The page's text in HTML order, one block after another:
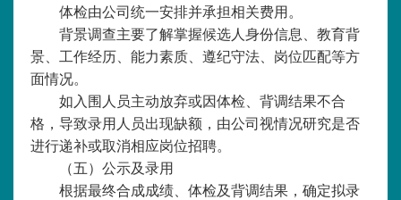
体检由公司统一安排并承担相关费用。
背景调查主要了解掌握候选人身份信息、教育背
景、工作经历、能力素质、遵纪守法、岗位匹配等方
面情况。
如入围人员主动放弃或因体检、背调结果不合
格，导致录用人员出现缺额，由公司视情况研究是否
进行递补或取消相应岗位招聘。
（五）公示及录用
根据最终合成成绩、体检及背调结果，确定拟录